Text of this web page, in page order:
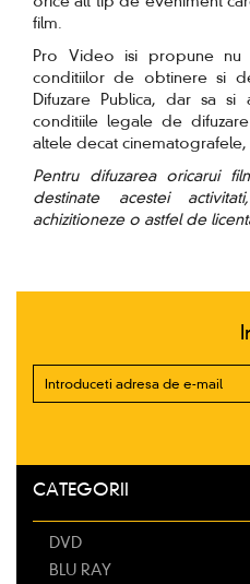
film.
Pro Video isi propune nu
conditiilor de obtinere si
Difuzare Publica, dar sa
conditiile legale de
altele decat
Pentru difuzarea oricarui
destinate acestei
achizitioneze o astfel de
CATEGORII
DVD
BLU RAY